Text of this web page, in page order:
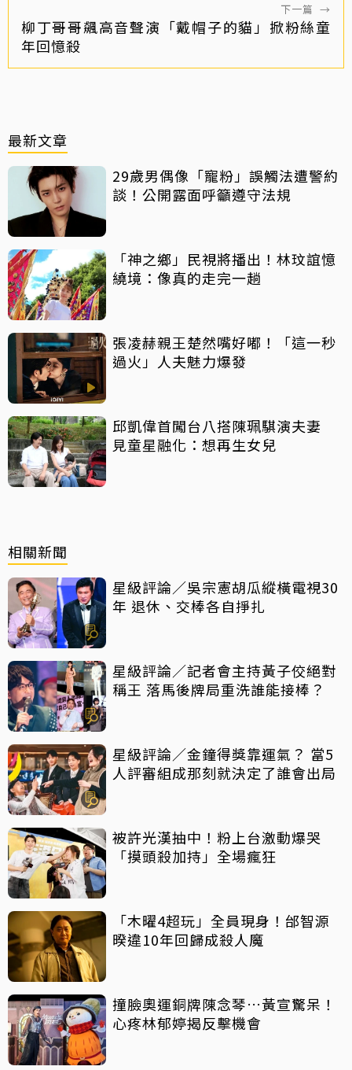
下一篇 →
柳丁哥哥飆高音聲演「戴帽子的貓」掀粉絲童
年回憶殺
最新文章
29歲男偶像「寵粉」誤觸法遭警約
談！公開露面呼籲遵守法規
「神之鄉」民視將播出！林玟誼憶
繞境：像真的走完一趟
張凌赫親王楚然嘴好嘟！「這一秒
過火」人夫魅力爆發
邱凱偉首闖台八搭陳珮騏演夫妻
見童星融化：想再生女兒
相關新聞
星級評論／吳宗憲胡瓜縱橫電視30
年 退休、交棒各自掙扎
星級評論／記者會主持黃子佼絕對
稱王 落馬後牌局重洗誰能接棒？
星級評論／金鐘得獎靠運氣？ 當5
人評審組成那刻就決定了誰會出局
被許光漢抽中！粉上台激動爆哭
「摸頭殺加持」全場瘋狂
「木曜4超玩」全員現身！邰智源
暌違10年回歸成殺人魔
撞臉奧運銅牌陳念琴…黃宣驚呆！
心疼林郁婷揭反擊機會